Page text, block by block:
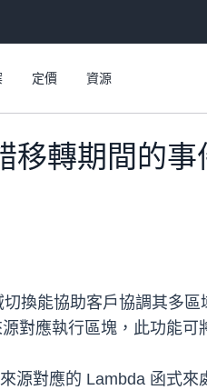
定價 資源
移轉期間的
換能協助客戶協調其多
對應執行區塊，此功能
源對應的 Lambda 函式